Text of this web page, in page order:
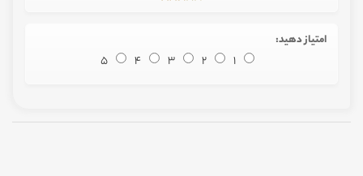
امتیاز دهید:
1
2
3
4
5